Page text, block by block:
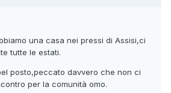
una casa nei pressi di Assisi,ci
tutte le estati.
posto,peccato davvero che non ci
per la comunità omo.